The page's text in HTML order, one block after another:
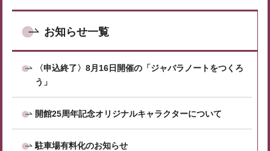
お知らせ一覧
〈申込終了〉8月16日開催の「ジャバラノートをつくろ
う」
開館25周年記念オリジナルキャラクターについて
駐車場有料化のお知らせ